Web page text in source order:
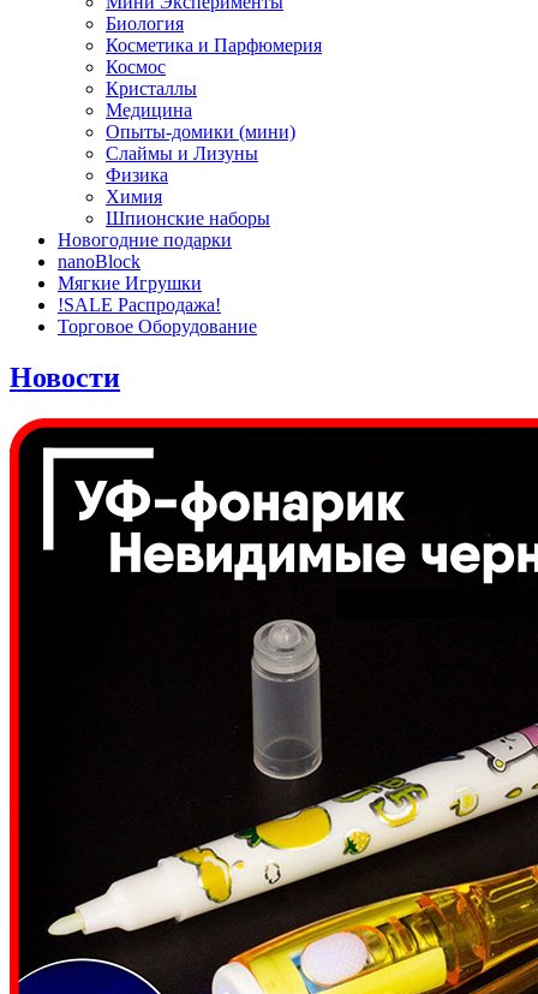
Биология
Косметика и Парфюмерия
Космос
Кристаллы
Медицина
Опыты-домики (мини)
Слаймы и Лизуны
Физика
Химия
Шпионские наборы
Новогодние подарки
nanoBlock
Мягкие Игрушки
!SALE Распродажа!
Торговое Оборудование
Новости